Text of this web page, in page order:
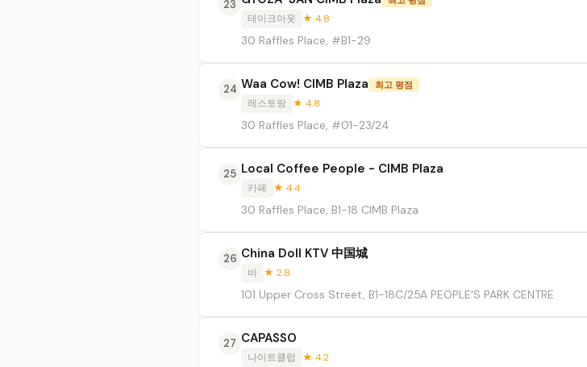
23
테이크아웃 ★ 4.8
30 Raffles Place, #B1-29
24 Waa Cow! CIMB Plaza 최고 평점
레스토랑 ★ 4.8
30 Raffles Place, #01-23/24
25 Local Coffee People - CIMB Plaza
카페 ★ 4.4
30 Raffles Place, B1-18 CIMB Plaza
26 China Doll KTV 中国城
바 ★ 2.8
101 Upper Cross Street, B1-18C/25A PEOPLE'S PARK CENTRE
27 CAPASSO
나이트클럽 ★ 4.2